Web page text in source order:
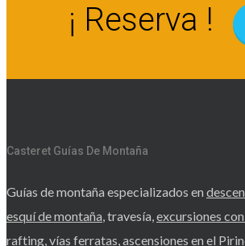
¡ Reserva !
Casteret Guías De Montaña
Guías de montaña especializados en
esquí de montaña, travesía,excursiones
rafting,vías ferratas,ascensiones en el